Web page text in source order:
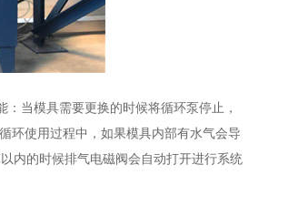
当模具需要更换的时候将循环泵停止，
环使用过程中，如果模具内部有水气会导
内的时候排气电磁阀会自动打开进行系统